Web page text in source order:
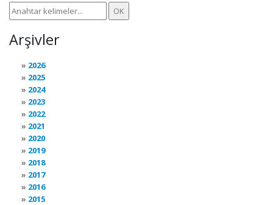
Arşivler
2026
2025
2024
2023
2022
2021
2020
2019
2018
2017
2016
2015